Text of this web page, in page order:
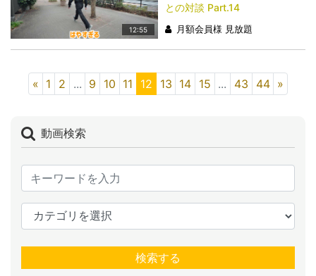
12:55
との対談 Part.14
月額会員様 見放題
« 1 2 ... 9 10 11 12 13 14 15 ... 43 44 »
動画検索
検索する